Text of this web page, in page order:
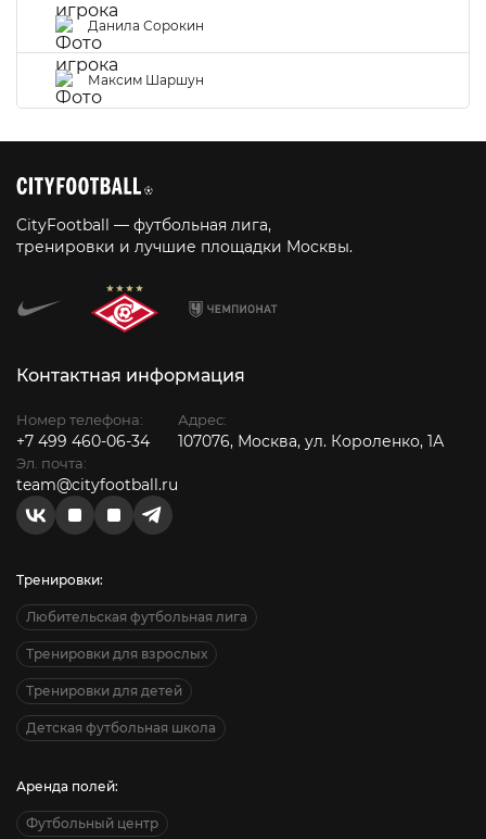
Данила Сорокин
Максим Шаршун
CityFootball — футбольная лига,
тренировки и лучшие площадки Москвы.
Контактная информация
Номер телефона:
+7 499 460-06-34
Эл. почта:
team@cityfootball.ru
Адрес:
107076, Москва, ул. Короленко, 1А
Тренировки:
Любительская футбольная лига
Тренировки для взрослых
Тренировки для детей
Детская футбольная школа
Аренда полей:
Футбольный центр